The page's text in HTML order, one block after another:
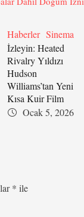
Haberler Sinema
İzleyin: Heated
Rivalry Yıldızı
Hudson
Williams’tan Yeni
Kısa Kuir Film
Ocak 5, 2026
* ile